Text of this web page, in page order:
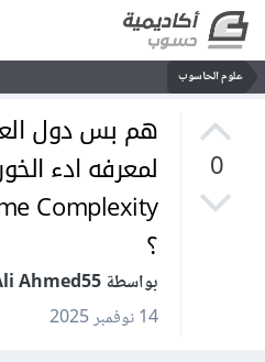
علوم الحاسوب
0
هم بس دول
Complexity
؟
بواسطة Ali Ahmed55
14 نوفمبر 2025